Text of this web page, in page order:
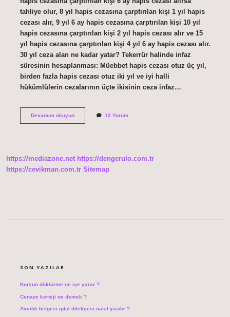
tahliye olur, 8 yıl hapis cezasına çarptırılan kişi 1 yıl hapis
cezası alır, 9 yıl 6 ay hapis cezasına çarptırılan kişi 10 yıl
hapis cezasına çarptırılan kişi 2 yıl hapis cezası alır ve 15
yıl hapis cezasına çarptırılan kişi 4 yıl 6 ay hapis cezası alır.
30 yıl ceza alan ne kadar yatar? Tekerrür halinde infaz
süresinin hesaplanması: Müebbet hapis cezası otuz üç yıl,
birden fazla hapis cezası otuz iki yıl ve iyi halli
hükümlülerin cezalarının üçte ikisinin ceza infaz…
Devamını okuyunUyuşturucudan
Kadar
12 Yorum
https://mediazone.net https://dengerulo.com.tr
https://cevikman.com.tr Sitemap
SON YAZILAR
Kurşun döktürme ne işe yarar ?
Cenaze korteji ne demek ?
Avcılık belgesi iptal dilekçesi nasıl yazılır ?